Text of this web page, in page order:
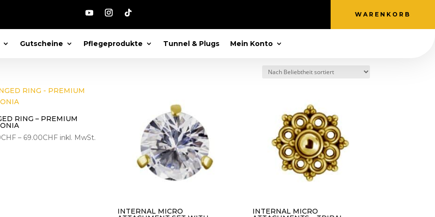
WARENKORB
Gutscheine Pflegeprodukte Tunnel & Plugs Mein Konto
RING – PREMIUM
CHF – 69.00CHFPreisspanne:
inkl. MwSt.
INTERNAL MICRO INTERNAL MICRO